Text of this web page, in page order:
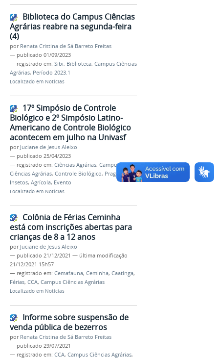
Biblioteca do Campus Ciências
Agrárias reabre na segunda-feira
(4)
por Renata Cristina de Sá Barreto Freitas
— publicado 01/09/2023
— registrado em: Sibi, Biblioteca, Campus Ciências
Agrárias, Período 2023.1
Localizado em Notícias
17º Simpósio de Controle
Biológico e 2º Simpósio Latino-
Americano de Controle Biológico
acontecem em julho na Univasf
por Juciane de Jesus Aleixo
— publicado 25/04/2023
— registrado em: Ciências Agrárias, Campus
Ciências Agrárias, Controle Biológico, Pragas ,
Insetos, Agrícola, Evento
Localizado em Notícias
Colônia de Férias Ceminha
está com inscrições abertas para
crianças de 8 a 12 anos
por Juciane de Jesus Aleixo
— publicado 21/12/2021 — última modificação
21/12/2021 15h57
— registrado em: Cemafauna, Ceminha, Caatinga,
Férias, CCA, Campus Ciências Agrárias
Localizado em Notícias
Informe sobre suspensão de
venda pública de bezerros
por Renata Cristina de Sá Barreto Freitas
— publicado 29/07/2021
— registrado em: CCA, Campus Ciências Agrárias,